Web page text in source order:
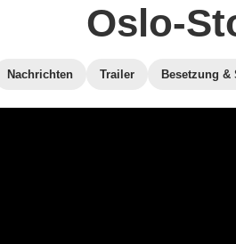
Oslo-
Nachrichten Trailer Besetzung &